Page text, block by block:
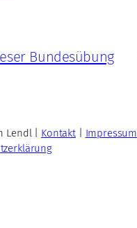
Bundesübung
Lendl | Kontakt| Impressum